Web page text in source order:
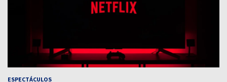
ESPECTÁCULOS